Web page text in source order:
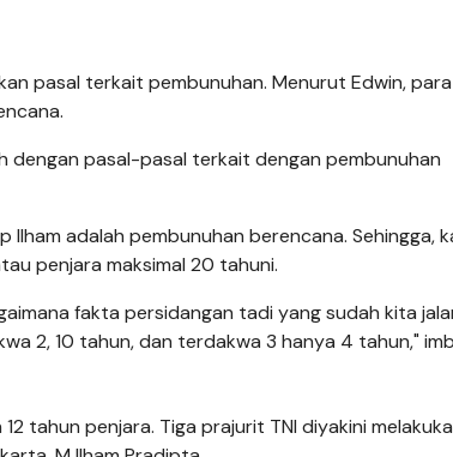
pasal terkait pembunuhan. Menurut Edwin,
dengan pasal-pasal terkait dengan pembunuhan
adalah pembunuhan berencana. Sehingga,
penjara maksimal 20 tahuni.
fakta persidangan tadi yang sudah kita
2, 10 tahun, dan terdakwa 3 hanya 4 tahun,"
tahun penjara. Tiga prajurit TNI diyakini